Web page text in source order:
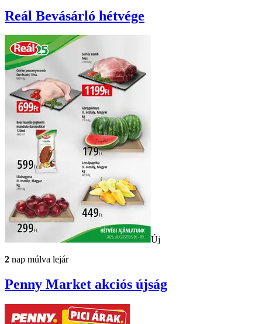
Reál Bevásárló hétvége
Új
2 nap múlva lejár
Penny Market akciós újság